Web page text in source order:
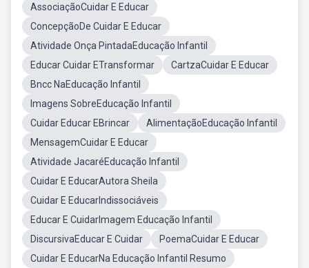
AssociaçãoCuidar E Educar
ConcepçãoDe Cuidar E Educar
Atividade Onça PintadaEducação Infantil
Educar Cuidar ETransformar
CartzaCuidar E Educar
Bncc NaEducação Infantil
Imagens SobreEducação Infantil
Cuidar Educar EBrincar
AlimentaçãoEducação Infantil
MensagemCuidar E Educar
Atividade JacaréEducação Infantil
Cuidar E EducarAutora Sheila
Cuidar E EducarIndissociáveis
Educar E CuidarImagem Educação Infantil
DiscursivaEducar E Cuidar
PoemaCuidar E Educar
Cuidar E EducarNa Educação Infantil Resumo